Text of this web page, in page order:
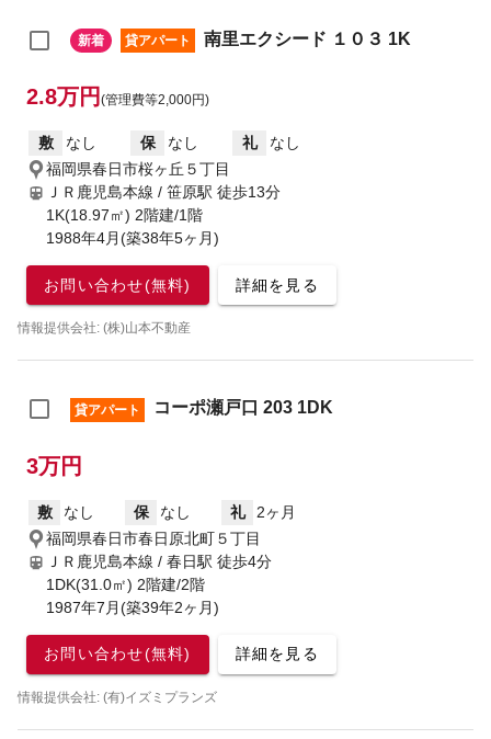
新着 貸アパート 南里エクシード １０３ 1K
2.8万円 (管理費等2,000円)
敷 なし 保 なし 礼
なし
福岡県春日市桜ヶ丘５丁目
ＪＲ鹿児島本線 / 笹原駅 徒歩13分
1K(18.97㎡) 2階建/1階
1988年4月(築38年5ヶ月)
お問い合わせ(無料) 詳細を見る
情報提供会社: (株)山本不動産
貸アパート コーポ瀬戸口 203 1DK
3万円
敷 なし 保 なし 礼
2ヶ月
福岡県春日市春日原北町５丁目
ＪＲ鹿児島本線 / 春日駅 徒歩4分
1DK(31.0㎡) 2階建/2階
1987年7月(築39年2ヶ月)
お問い合わせ(無料) 詳細を見る
情報提供会社: (有)イズミプランズ